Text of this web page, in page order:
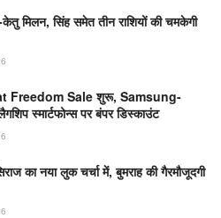
मिलन, सिंह समेत तीन राशियों की चमकेगी
Freedom Sale शुरू, Samsung-
स्मार्टफोन्स पर बंपर डिस्काउंट
का नया लुक चर्चा में, बुमराह की गैरमौजूदगी